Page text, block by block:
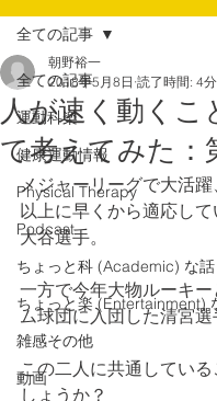
全ての記事
運動科楽
健康運動情報
Physical Therapy
Podcast
ちょっと科 (Academic) な話
ちょっと楽 (Entertainment)
雑感その他
動画
全ての記事
人が速く動くこ
て考えてみた：
朝野裕一
2018年5月8日 読了時間: 4分
メジャーリーグで大活
以上に早くから適応して
大谷選手。
一方で今年大物ルーキ
ム球団に入団した清宮選
この二人に共通してい
しょうか？